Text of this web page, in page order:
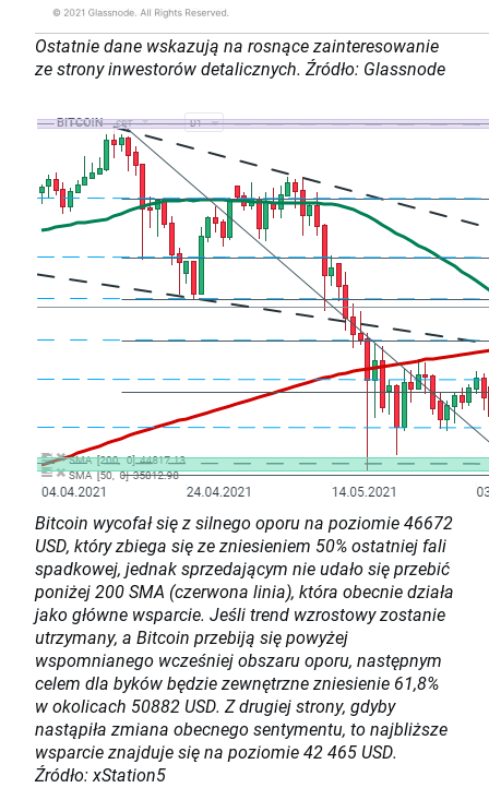
Ostatnie dane wskazują na rosnące zainteresowanie
ze strony inwestorów detalicznych. Źródło: Glassnode
Bitcoin wycofał się z silnego oporu na poziomie 46672
USD, który zbiega się ze zniesieniem 50% ostatniej fali
spadkowej, jednak sprzedającym nie udało się przebić
poniżej 200 SMA (czerwona linia), która obecnie działa
jako główne wsparcie. Jeśli trend wzrostowy zostanie
utrzymany, a Bitcoin przebiją się powyżej
wspomnianego wcześniej obszaru oporu, następnym
celem dla byków będzie zewnętrzne zniesienie 61,8%
w okolicach 50882 USD. Z drugiej strony, gdyby
nastąpiła zmiana obecnego sentymentu, to najbliższe
wsparcie znajduje się na poziomie 42 465 USD.
Źródło: xStation5